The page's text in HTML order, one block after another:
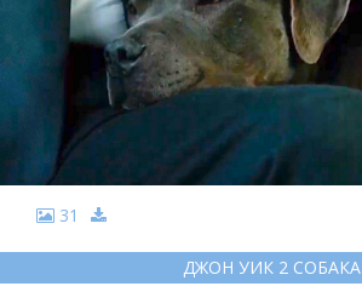
31
ДЖОН УИК 2 СОБАКА